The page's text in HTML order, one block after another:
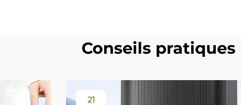
Conseils pratiques
21